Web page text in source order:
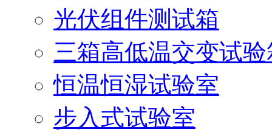
光伏组件测试箱
三箱高低温交变试验
恒温恒湿试验室
步入式试验室